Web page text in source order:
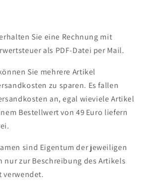
Sie eine Rechnung mit
als PDF-Datei per Mail.
Sie mehrere Artikel
zu sparen. Es fallen
an, egal wieviele Artikel
Bestellwert von 49 Euro liefern
sind Eigentum der jeweiligen
nur zur Beschreibung des Artikels
verwendet.